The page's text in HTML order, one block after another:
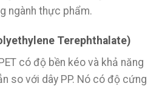
ngành thực phẩm.
Terephthalate)
có độ bền kéo và khả năng
so với dây PP. Nó có độ cứng